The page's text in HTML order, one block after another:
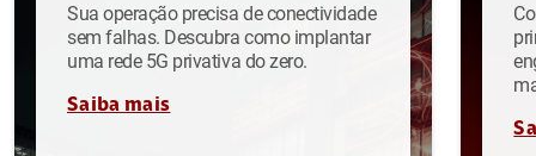
Sua operação precisa de conectividade
sem falhas. Descubra como implantar
uma rede 5G privativa do zero.
Saiba mais